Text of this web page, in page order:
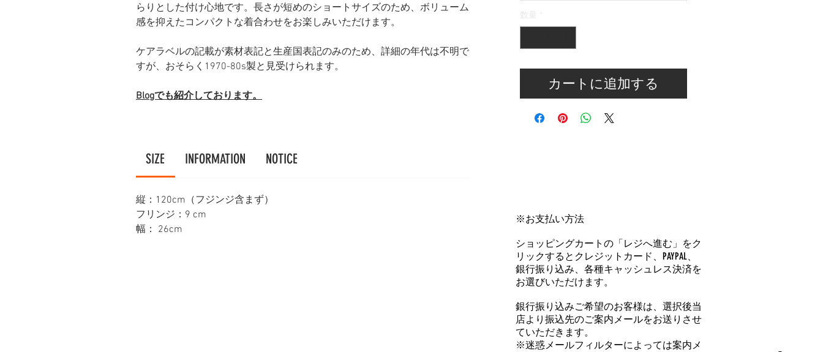
らりとした付け心地です。長さが短めのショートサイズのため、ボリューム
感を抑えたコンパクトな着合わせをお楽しみいただけます。
ケアラベルの記載が素材表記と生産国表記のみのため、詳細の年代は不明で
すが、おそらく1970-80s製と見受けられます。
Blogでも紹介しております。
SIZE INFORMATION NOTICE
縦：120cm（フジンジ含まず）
フリンジ：9 cm
幅： 26cm
カートに追加する
※お支払い方法
ショッピングカートの「レジへ進む」をク
リックするとクレジットカード、PAYPAL、
銀行振り込み、各種キャッシュレス決済を
お選びいただけます。
銀行振り込みご希望のお客様は、選択後当
店より振込先のご案内メールをお送りさせ
ていただきます。
※迷惑メールフィルターによっては案内メ